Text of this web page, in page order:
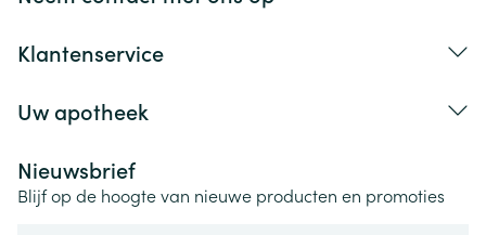
Klantenservice
Uw apotheek
Nieuwsbrief
Blijf op de hoogte van nieuwe producten en promoties